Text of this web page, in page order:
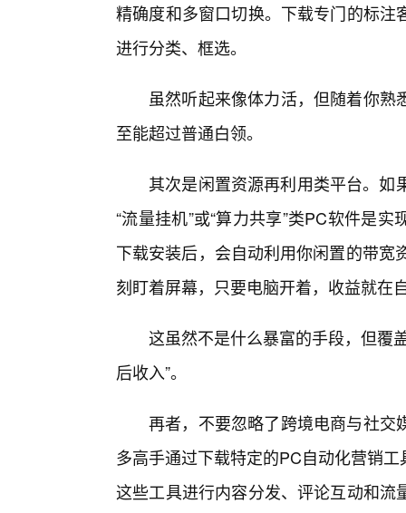
精确度和多窗口切换。下载专门的标
进行分类、框选。
虽然听起来像体力活，但随着你
至能超过普通白领。
其次是闲置资源再利用类平台。
“流量挂机”或“算力共享”类PC软件是
下载安装后，会自动利用你闲置的带
刻盯着屏幕，只要电脑开着，收益就在
这虽然不是什么暴富的手段，但覆
后收入”。
再者，不要忽略了跨境电商与社交
多高手通过下载特定的PC自动化营销
这些工具进行内容分发、评论互动和